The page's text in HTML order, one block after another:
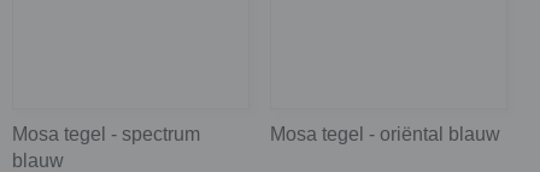
Mosa tegel - spectrum
blauw
Mosa tegel - oriëntal blauw